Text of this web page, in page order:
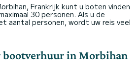
Frankrijk kunt u boten vinden
30 personen. Als u de
aantal personen, wordt uw reis veel
in Morbihan